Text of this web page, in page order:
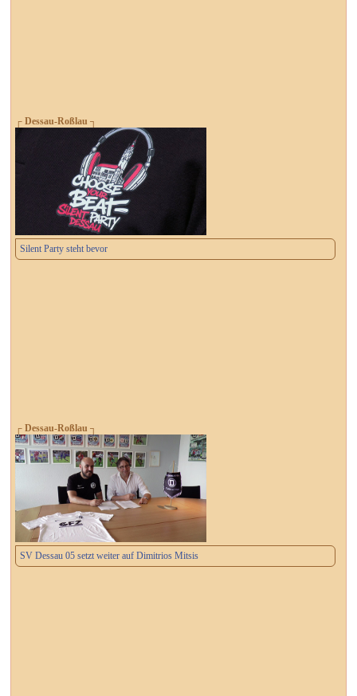
┌ Dessau-Roßlau ┐
Silent Party steht bevor
┌ Dessau-Roßlau ┐
SV Dessau 05 setzt weiter auf Dimitrios Mitsis